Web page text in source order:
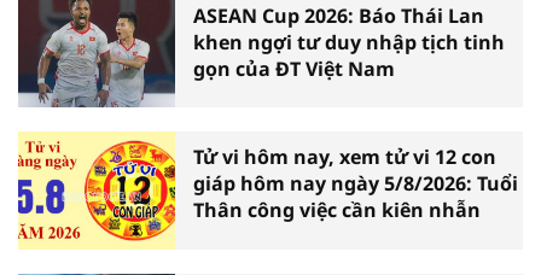
ASEAN Cup 2026: Báo Thái Lan
khen ngợi tư duy nhập tịch tinh
gọn của ĐT Việt Nam
Tử vi hôm nay, xem tử vi 12 con
giáp hôm nay ngày 5/8/2026: Tuổi
Thân công việc cần kiên nhẫn